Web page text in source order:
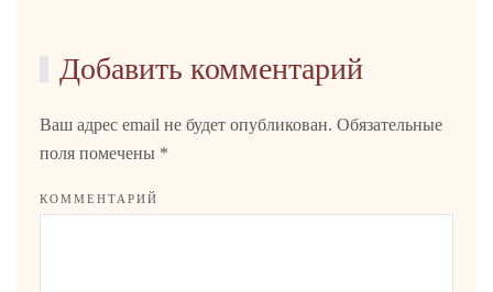
Добавить комментарий
Ваш адрес email не будет опубликован. Обязательные
поля помечены *
КОММЕНТАРИЙ